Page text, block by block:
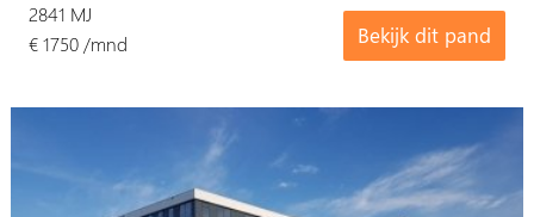
Bekijk dit pand
2841 MJ
€ 1750 /mnd